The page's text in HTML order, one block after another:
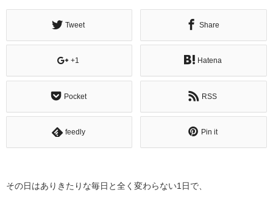
Tweet Share
+1 Hatena
Pocket RSS
feedly Pin it
その日はありきたりな毎日と全く変わらない1日で、